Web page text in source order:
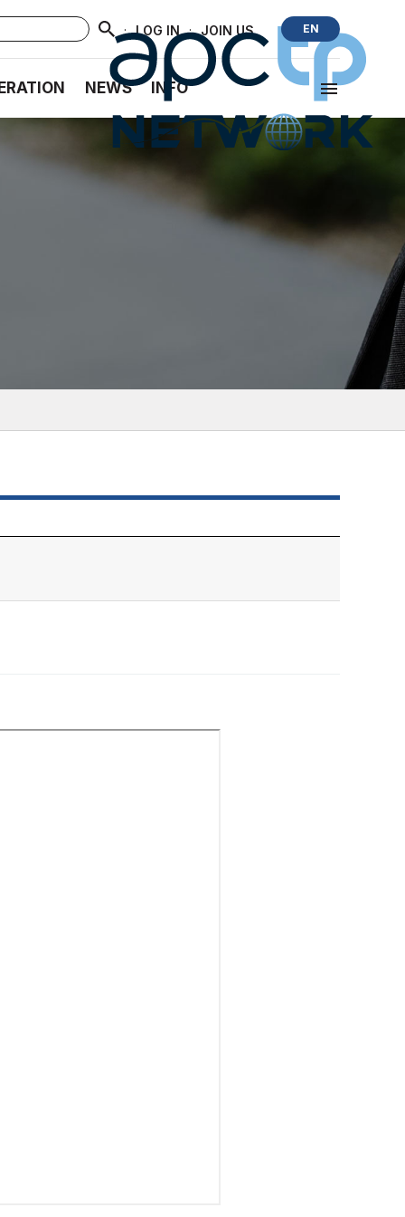
· LOG IN · JOIN US EN
NEWS INFO